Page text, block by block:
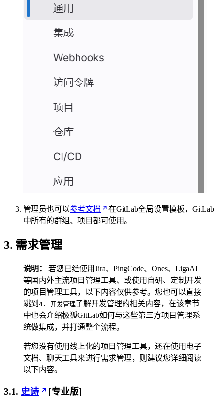
管理员也可以参考文档
在GitLab全局设置模板，GitLab
中所有的群组、项目都可使用。
3. 需求管理
说明：
若您已经使用Jira、PingCode、Ones、LigaAI
等国内外主流项目管理工具、或使用自研、定制开发
的项目管理工具，以下内容仅供参考。您也可以直接
跳到 4. 开发管理了解开发管理的相关内容，在该章节
中也会介绍极狐GitLab如何与这些第三方项目管理系
统做集成，并打通整个流程。
若您没有使用线上化的项目管理工具，还在使用电子
文档、聊天工具来进行需求管理，则建议您详细阅读
以下内容。
3.1. 史诗 [专业版]